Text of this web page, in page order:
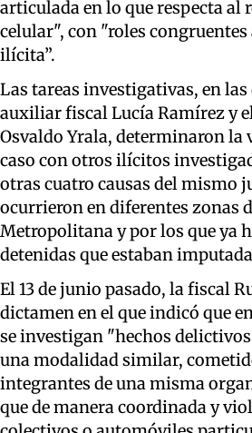
articulada en lo que respecta al
celular", con "roles
ilícita”.
Las tareas investigativas, en
auxiliar fiscal Lucía Ramírez y
Osvaldo Yrala, determinaron la
caso con otros ilícitos
otras cuatro causas del mismo
ocurrieron en diferentes zonas
Metropolitana y por los que ya
detenidas que estaban
El 13 de junio pasado, la fiscal
dictamen en el que indicó que
se investigan "hechos
una modalidad similar,
integrantes de una misma
que de manera coordinada y